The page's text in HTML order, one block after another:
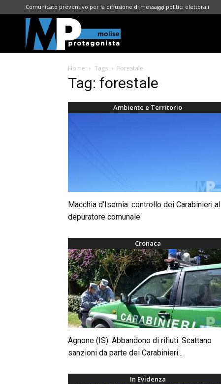
Comunicato preventivo per la diffusione di messaggi politici elettorali
Protagonista
Home Tags Forestale
Tag: forestale
Ambiente e Territorio
Macchia d’Isernia: controllo dei Carabinieri al
depuratore comunale
Cronaca
Agnone (IS): Abbandono di rifiuti. Scattano
sanzioni da parte dei Carabinieri...
In Evidenza